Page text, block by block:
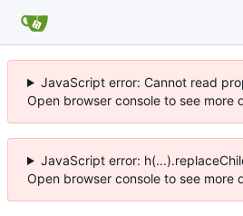
JavaScript error: Cannot read
Open browser console to see more
JavaScript error:
Open browser console to see more